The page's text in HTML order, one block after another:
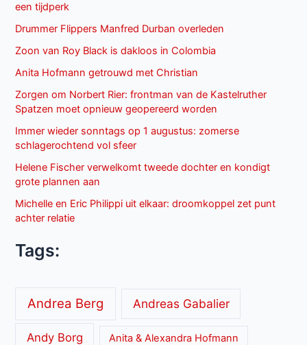
een tijdperk
Drummer Flippers Manfred Durban overleden
Zoon van Roy Black is dakloos in Colombia
Anita Hofmann getrouwd met Christian
Zorgen om Norbert Rier: frontman van de Kastelruther
Spatzen moet opnieuw geopereerd worden
Immer wieder sonntags op 1 augustus: zomerse
schlagerochtend vol sfeer
Helene Fischer verwelkomt tweede dochter en kondigt
grote plannen aan
Michelle en Eric Philippi uit elkaar: droomkoppel zet punt
achter relatie
Tags:
Andrea Berg Andreas Gabalier
Andy Borg Anita & Alexandra Hofmann